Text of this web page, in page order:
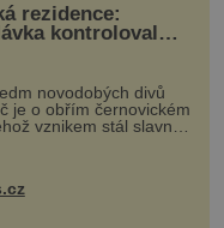
rezidence:
kontroloval
novodobých divů
je o obřím černovickém
vznikem stál slavný
Josef Hlávka. Ten si
záležet. Jeho